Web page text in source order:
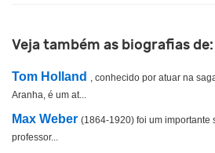
Veja também as biografias de:
Tom Holland
, conhecido por atuar na
Aranha, é um at...
Max Weber (1864-1920) foi um importante
professor...